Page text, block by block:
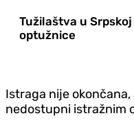
Tužilaštva u Srpskoj
optužnice
Istraga nije
nedostupni istražnim